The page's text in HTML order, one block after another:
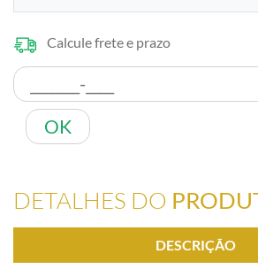
Calcule frete e prazo
OK
DETALHES DO
DESCRIÇÃO